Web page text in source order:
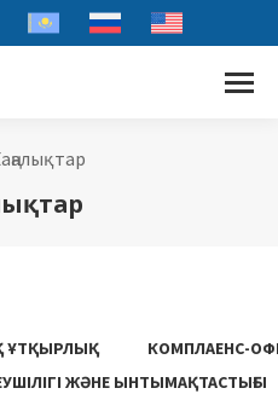
ҰТҚЫРЛЫҚ
КОМПЛАЕНС-
ЖӘНЕ ЫНТЫМАҚТАСТЫҒЫ